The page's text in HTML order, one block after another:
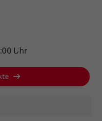
Uhr